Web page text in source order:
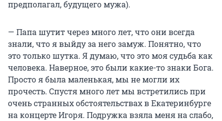
предполагал, будущего мужа).
— Папа шутит через много лет, что они всегда
знали, что я выйду за него замуж. Понятно, что
это только шутка. Я думаю, что это моя судьба как
человека. Наверное, это были какие-то знаки Бога.
Просто я была маленькая, мы не могли их
прочесть. Спустя много лет мы встретились при
очень странных обстоятельствах в Екатеринбурге
на концерте Игоря. Подружка взяла меня на слабо,